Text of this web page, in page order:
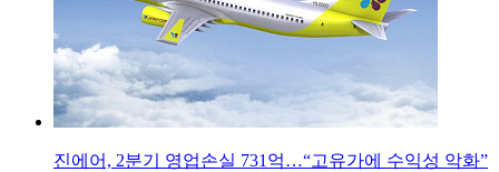
진에어, 2분기 영업손실 731억…“고유가에 수익성 악화”